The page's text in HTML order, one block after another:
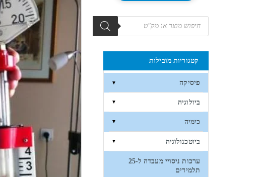
מוצרים
search
קטגוריות מובילות
פיסיקה ▼
ביולוגיה ▼
כימיה ▼
ביוטכנולוגיה ▼
ערכות ניסויי מעבדה ל-25
תלמידים